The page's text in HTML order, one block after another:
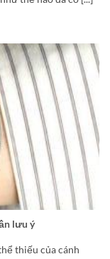
lưu ý
thiếu của cánh